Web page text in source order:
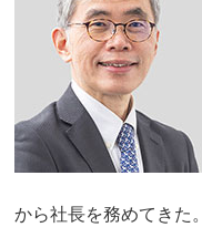
から社長を務めてきた。